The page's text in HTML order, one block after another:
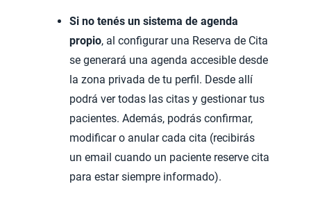
Si no tenés un sistema de agenda
propio, al configurar una Reserva de Cita
se generará una agenda accesible desde
la zona privada de tu perfil. Desde allí
podrá ver todas las citas y gestionar tus
pacientes. Además, podrás confirmar,
modificar o anular cada cita (recibirás
un email cuando un paciente reserve cita
para estar siempre informado).